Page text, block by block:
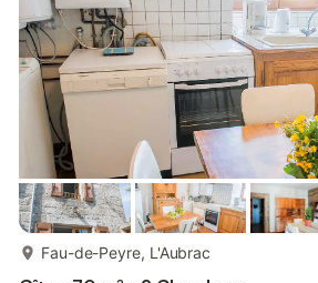
avec 1 lit en 90 et 1 lit en 140, la chamb...
Fau-de-Peyre, L'Aubrac